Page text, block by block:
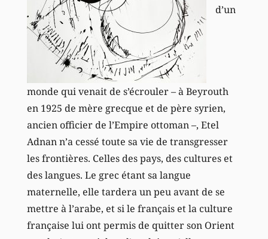
d’un
monde qui venait de s’écrouler – à Beyrouth
en 1925 de mère grecque et de père syrien,
ancien officier de l’Empire ottoman –, Etel
Adnan n’a cessé toute sa vie de transgresser
les frontières. Celles des pays, des cultures et
des langues. Le grec étant sa langue
maternelle, elle tardera un peu avant de se
mettre à l’arabe, et si le français et la culture
française lui ont permis de quitter son Orient